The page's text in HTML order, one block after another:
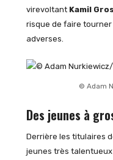
virevoltant Kamil
risque de faire
adverses.
© Adam
Des jeunes à
Derrière les titulaires
jeunes très